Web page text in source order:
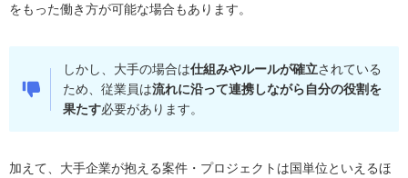
をもった働き方が可能な場合もあります。
しかし、大手の場合は仕組みやルールが確立されている
ため、従業員は流れに沿って連携しながら自分の役割を
果たす必要があります。
加えて、大手企業が抱える案件・プロジェクトは国単位といえるほ